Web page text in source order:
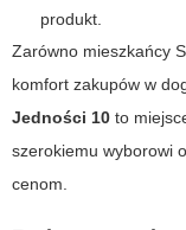
produkt.
Zarówno mieszkańcy
komfort zakupów w
Jedności 10 to
szerokiemu wyborowi
cenom.